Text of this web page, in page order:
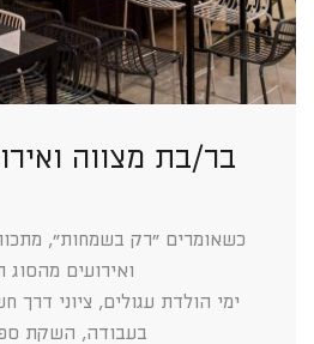
בר/בת מצווה
כשאומרים ״רק בשמחות״,
ואירועים מהסוג
ימי הולדת עגולים, ציוני דרך
בעבודה, השקת